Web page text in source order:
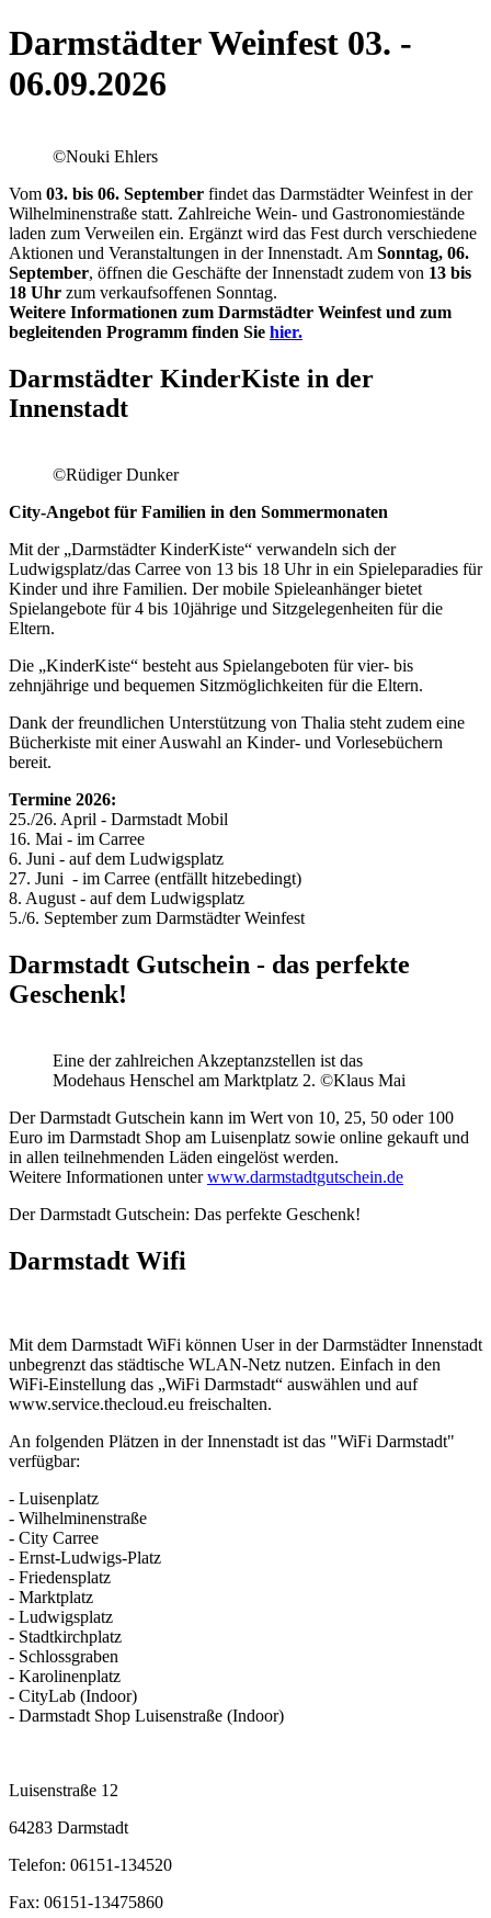
Darmstädter Weinfest 03. -
06.09.2026
©Nouki Ehlers
Vom 03. bis 06. September findet das Darmstädter Weinfest in der
Wilhelminenstraße statt. Zahlreiche Wein- und Gastronomiestände
laden zum Verweilen ein. Ergänzt wird das Fest durch verschiedene
Aktionen und Veranstaltungen in der Innenstadt. Am Sonntag, 06.
September, öffnen die Geschäfte der Innenstadt zudem von 13 bis
18 Uhr zum verkaufsoffenen Sonntag.
Weitere Informationen zum Darmstädter Weinfest und zum
begleitenden Programm finden Sie hier.
Darmstädter KinderKiste in der
Innenstadt
©Rüdiger Dunker
City-Angebot für Familien in den Sommermonaten
Mit der „Darmstädter KinderKiste“ verwandeln sich der
Ludwigsplatz/das Carree von 13 bis 18 Uhr in ein Spieleparadies für
Kinder und ihre Familien. Der mobile Spieleanhänger bietet
Spielangebote für 4 bis 10jährige und Sitzgelegenheiten für die
Eltern.
Die „KinderKiste“ besteht aus Spielangeboten für vier- bis
zehnjährige und bequemen Sitzmöglichkeiten für die Eltern.
Dank der freundlichen Unterstützung von Thalia steht zudem eine
Bücherkiste mit einer Auswahl an Kinder- und Vorlesebüchern
bereit.
Termine 2026:
25./26. April - Darmstadt Mobil
16. Mai - im Carree
6. Juni - auf dem Ludwigsplatz
27. Juni - im Carree (entfällt hitzebedingt)
8. August - auf dem Ludwigsplatz
5./6. September zum Darmstädter Weinfest
Darmstadt Gutschein - das perfekte
Geschenk!
Eine der zahlreichen Akzeptanzstellen ist das
Modehaus Henschel am Marktplatz 2. ©Klaus Mai
Der Darmstadt Gutschein kann im Wert von 10, 25, 50 oder 100
Euro im Darmstadt Shop am Luisenplatz sowie online gekauft und
in allen teilnehmenden Läden eingelöst werden.
Weitere Informationen unterwww.darmstadtgutschein.de
Der Darmstadt Gutschein: Das perfekte Geschenk!
Darmstadt Wifi
Mit dem Darmstadt WiFi können User in der Darmstädter Innenstadt
unbegrenzt das städtische WLAN-Netz nutzen. Einfach in den
WiFi-Einstellung das „WiFi Darmstadt“ auswählen und auf
www.service.thecloud.eu freischalten.
An folgenden Plätzen in der Innenstadt ist das "WiFi Darmstadt"
verfügbar:
- Luisenplatz
- Wilhelminenstraße
- City Carree
- Ernst-Ludwigs-Platz
- Friedensplatz
- Marktplatz
- Ludwigsplatz
- Stadtkirchplatz
- Schlossgraben
- Karolinenplatz
- CityLab (Indoor)
- Darmstadt Shop Luisenstraße (Indoor)
Luisenstraße 12
64283 Darmstadt
Telefon: 06151-134520
Fax: 06151-13475860